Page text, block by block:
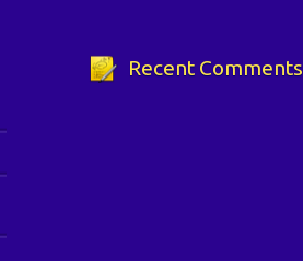
Recent Comments